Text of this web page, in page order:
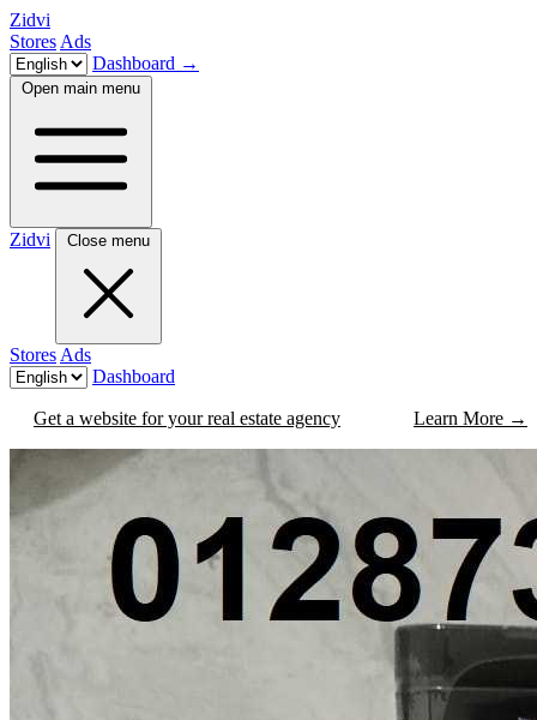
Zidvi
Stores Ads
Dashboard →
Open main menu
Zidvi Close menu
Stores Ads
Dashboard
Get a website for your real estate agency Learn More →